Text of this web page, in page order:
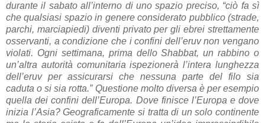
durante il sabato all’interno di uno spazio preciso, “ciò fa sì
che qualsiasi spazio in genere considerato pubblico (strade,
parchi, marciapiedi) diventi privato per gli ebrei strettamente
osservanti, a condizione che i confini dell’eruv non vengano
violati. Ogni settimana, prima dello Shabbat, un rabbino o
un’altra autorità comunitaria ispezionerà l’intera lunghezza
dell’eruv per assicurarsi che nessuna parte del filo sia
caduta o si sia rotta.” Questione molto diversa è per esempio
quella dei confini dell’Europa. Dove finisce l’Europa e dove
inizia l’Asia? Geograficamente si tratta di un solo continente